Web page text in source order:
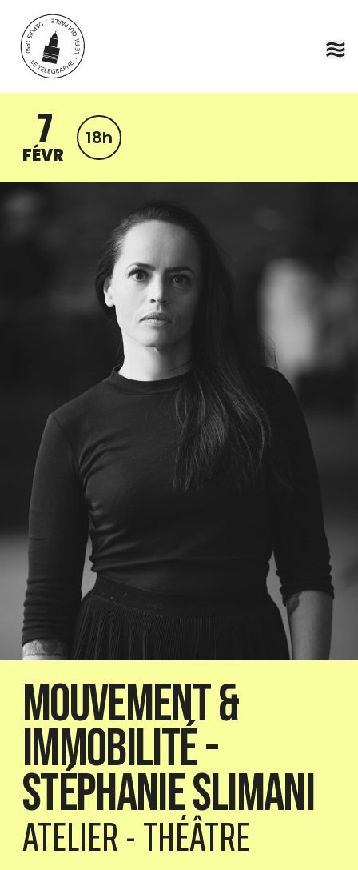
Aller au contenu principal
7
FÉVR
18h
Mouvement &
Immobilité -
Stéphanie Slimani
ATELIER - THÉÂTRE